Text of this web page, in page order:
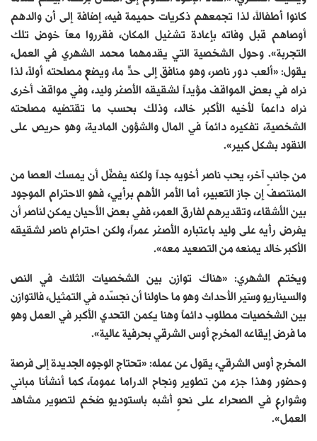
كانوا أطفالاً، لذا تجمعهم ذكريات حميمة فيه، إضافة إلى أن والدهم
أوصاهم قبل وفاته بإعادة تشغيل المكان، فقرروا معاً خوض تلك
التجربة». وحول الشخصية التي يقدمهما محمد الشهري في العمل،
يقول: «ألعب دور ناصر، وهو منافق إلى حدٍّ ما، ويضع مصلحته أولاً، لذا
نراه في بعض المواقف مؤيداً لشقيقه الأصغر وليد، وفي مواقف أخرى
نراه داعماً لأخيه الأكبر خالد، وذلك بحسب ما تقتضيه مصلحته
الشخصية، تفكيره دائماً في المال والشؤون المادية، وهو حريص على
النقود بشكل كبير».
من جانبٍ آخر، يحب ناصر أخويه جداً ولكنه يفضّل أن يمسك العصا من
المنتصف إن جاز التعبير، أما الأمر الأهم برأيي، فهو الاحترام الموجود
بين الأشقاء، وتقديرهم لفارق العمر، ففي بعض الأحيان يمكن لناصر أن
يفرض رأيه على وليد باعتباره الأصغر عمراً، ولكن احترام ناصر لشقيقه
الأكبر خالد يمنعه من التصعيد معه».
ويختم الشهري: «هناك توازن بين الشخصيات الثلاث في النص
والسيناريو وسَير الأحداث وهو ما حاولنا أن نجسّده في التمثيل، فالتوازن
بين الشخصيات مطلوب دائماً وهنا يكمن التحدي الأكبر في العمل وهو
ما فرض إيقاعه المخرج أوس الشرقي بحرفية عالية».
المخرج أوس الشرقي، يقول عن عمله: «تحتاج الوجوه الجديدة إلى فرصة
وحضور وهذا جزء من تطوير ونجاح الدراما عموماً، كما أنشأنا مباني
وشوارع في الصحراء على نحوٍ أشبه باستوديو ضخم لتصوير مشاهد
العمل».